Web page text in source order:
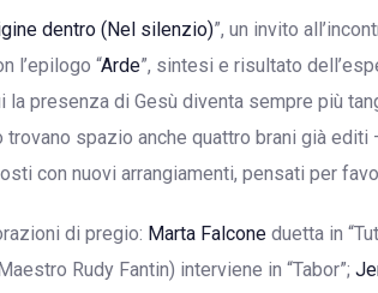
dentro (Nel silenzio)”, un invito
l’epilogo “Arde”, sintesi e risultato
presenza di Gesù diventa sempre più
spazio anche quattro brani già editi
con nuovi arrangiamenti, pensati per
di pregio: Marta Falcone duetta in
Rudy Fantin) interviene in “Tabor”;